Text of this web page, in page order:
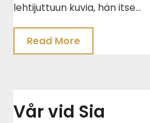
lehtijuttuun kuvia, hän itse…
Read More
Vår vid Sia